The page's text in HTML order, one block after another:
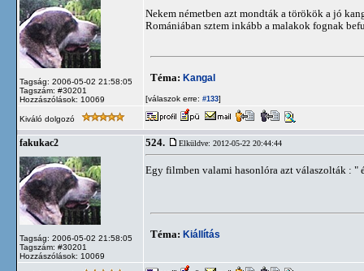
Tagság: 2006-05-02 21:58:05
Tagszám: #30201
Hozzászólások: 10069
Nekem németben azt mondták a törökök a jó
Romániában sztem inkább a malakok fognak
Téma: Kangal
[válaszok erre: #133]
Kiváló dolgozó
fakukac2
Tagság: 2006-05-02 21:58:05
Tagszám: #30201
Hozzászólások: 10069
524. Elküldve: 2012-05-22 20:44:44
Egy filmben valami hasonlóra azt válaszolták : "
Téma: Kiállítás